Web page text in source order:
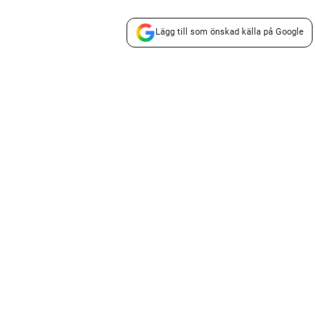
Lägg till som önskad källa på Google